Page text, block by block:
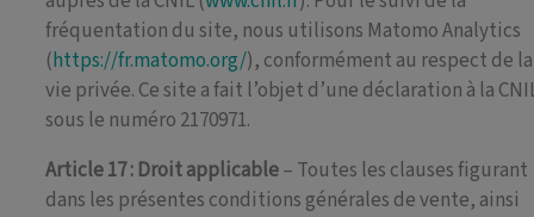
fréquentation du site, nous utilisons Matomo Analytics
(https://fr.matomo.org/), conformément au respect de la
vie privée. Ce site a fait l’objet d’une déclaration à la
sous le numéro 2170971.
Article 17 : Droit applicable– Toutes les clauses figurant
dans les présentes conditions générales de vente, ainsi